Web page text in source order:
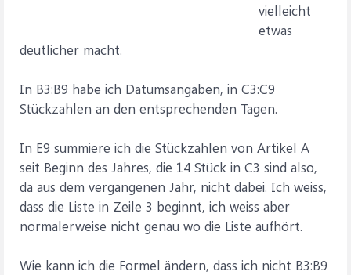
vielleicht
etwas
deutlicher macht.
In B3:B9 habe ich Datumsangaben, in C3:C9
Stückzahlen an den entsprechenden Tagen.
In E9 summiere ich die Stückzahlen von Artikel A
seit Beginn des Jahres, die 14 Stück in C3 sind also,
da aus dem vergangenen Jahr, nicht dabei. Ich weiss,
dass die Liste in Zeile 3 beginnt, ich weiss aber
normalerweise nicht genau wo die Liste aufhört.
Wie kann ich die Formel ändern, dass ich nicht B3:B9